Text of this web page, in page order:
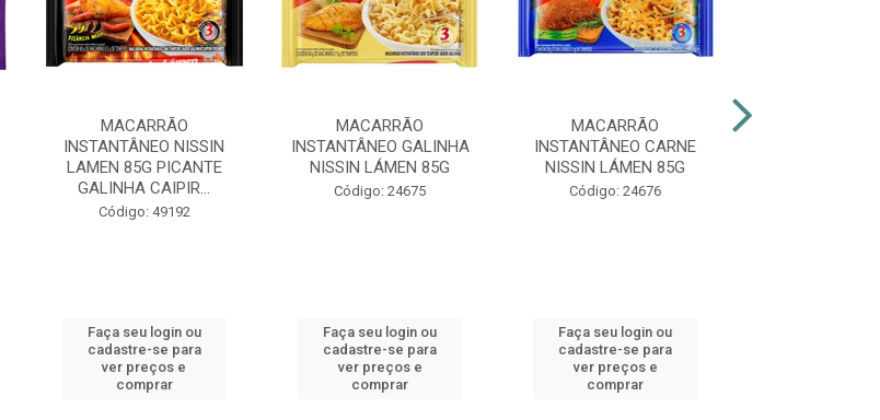
MACARRÃO
INSTANTÂNEO NISSIN
LAMEN 85G PICANTE
GALINHA CAIPIR...
Código: 49192
Faça seu login ou
cadastre-se para
ver preços e
comprar
MACARRÃO
INSTANTÂNEO GALINHA
NISSIN LÁMEN 85G
Código: 24675
Faça seu login ou
cadastre-se para
ver preços e
comprar
MACARRÃO
INSTANTÂNEO CARNE
NISSIN LÁMEN 85G
Código: 24676
Faça seu login ou
cadastre-se para
ver preços e
comprar